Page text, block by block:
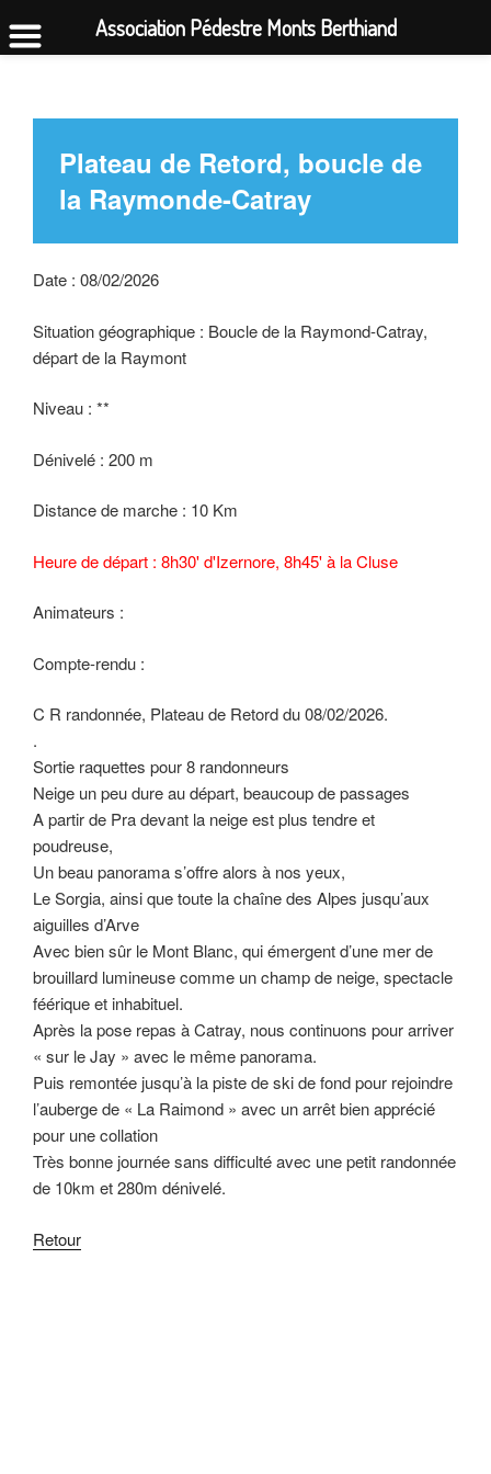
contenu
Plateau de Retord, boucle de
la Raymonde-Catray
Date : 08/02/2026
Situation géographique : Boucle de la Raymond-Catray,
départ de la Raymont
Niveau : **
Dénivelé : 200 m
Distance de marche : 10 Km
Heure de départ : 8h30' d'Izernore, 8h45' à la Cluse
Animateurs :
Compte-rendu :
C R randonnée, Plateau de Retord du 08/02/2026.
.
Sortie raquettes pour 8 randonneurs
Neige un peu dure au départ, beaucoup de passages
A partir de Pra devant la neige est plus tendre et
poudreuse,
Un beau panorama s’offre alors à nos yeux,
Le Sorgia, ainsi que toute la chaîne des Alpes jusqu’aux
aiguilles d’Arve
Avec bien sûr le Mont Blanc, qui émergent d’une mer de
brouillard lumineuse comme un champ de neige, spectacle
féérique et inhabituel.
Après la pose repas à Catray, nous continuons pour arriver
« sur le Jay » avec le même panorama.
Puis remontée jusqu’à la piste de ski de fond pour rejoindre
l’auberge de « La Raimond » avec un arrêt bien apprécié
pour une collation
Très bonne journée sans difficulté avec une petit randonnée
de 10km et 280m dénivelé.
Retour
Association Pédestre Monts Berthiand